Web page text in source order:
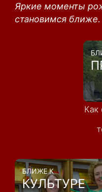
Яркие моменты
становимся ближе.
Как
БЛИЖЕ К
КУЛЬТУРЕ